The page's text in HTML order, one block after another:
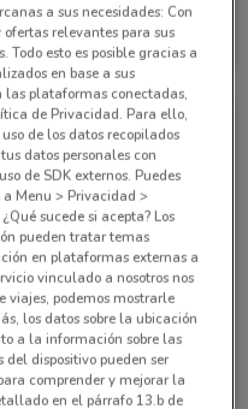
Mitsubishi
el 11/04 1.6 km
Mitsubishi
el 11/04
a sus necesidades: Con
relevantes para sus
Todo esto es posible gracias a
en base a sus
plataformas conectadas,
de Privacidad. Para ello,
de los datos recopilados
datos personales con
de SDK externos. Puedes
Menu > Privacidad >
sucede si acepta? Los
pueden tratar temas
en plataformas externas a
vinculado a nosotros nos
viajes, podemos mostrarle
los datos sobre la ubicación
a la información sobre las
dispositivo pueden ser
comprender y mejorar la
en el párrafo 13.b de